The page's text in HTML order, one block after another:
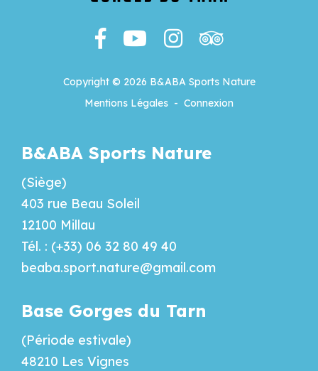
Copyright © 2026 B&ABA Sports Nature
Mentions Légales - Connexion
B&ABA Sports Nature
(Siège)
403 rue Beau Soleil
12100 Millau
Tél. : (+33) 06 32 80 49 40
beaba.sport.nature@gmail.com
Base Gorges du Tarn
(Période estivale)
48210 Les Vignes